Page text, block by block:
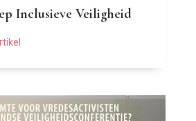
Inclusieve Veiligheid